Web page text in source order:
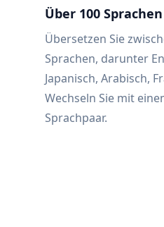
Über 100
Übersetzen Sie
Sprachen, darunter
Japanisch, Arabisch,
Wechseln Sie mit
Sprachpaar.